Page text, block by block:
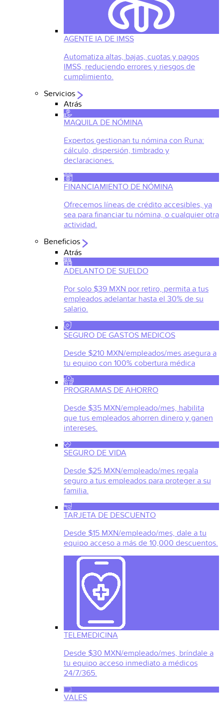
AGENTE IA DE IMSS
Automatiza altas, bajas, cuotas y pagos
IMSS, reduciendo errores y riesgos de
cumplimiento.
Servicios
Atrás
MAQUILA DE NÓMINA
Expertos gestionan tu nómina con Runa:
cálculo, dispersión, timbrado y
declaraciones.
FINANCIAMIENTO DE NÓMINA
Ofrecemos líneas de crédito accesibles, ya
sea para financiar tu nómina, o cualquier otra
actividad.
Beneficios
Atrás
ADELANTO DE SUELDO
Por solo $39 MXN por retiro, permita a tus
empleados adelantar hasta el 30% de su
salario.
SEGURO DE GASTOS MEDICOS
Desde $210 MXN/empleados/mes asegura a
tu equipo con 100% cobertura médica
PROGRAMAS DE AHORRO
Desde $35 MXN/empleado/mes, habilita
que tus empleados ahorren dinero y ganen
intereses.
SEGURO DE VIDA
Desde $25 MXN/empleado/mes regala
seguro a tus empleados para proteger a su
familia.
TARJETA DE DESCUENTO
Desde $15 MXN/empleado/mes, dale a tu
equipo acceso a más de 10,000 descuentos.
TELEMEDICINA
Desde $30 MXN/empleado/mes, bríndale a
tu equipo acceso inmediato a médicos
24/7/365.
VALES